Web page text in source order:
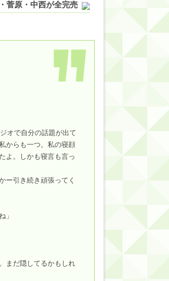
菅原・中西が全完売
程がこちら
オで自分の話題が出て
からも一つ。私の寝顔
よ。しかも寝言も言っ
ー引き続き頑張ってく
」
まだ隠してるかもしれ